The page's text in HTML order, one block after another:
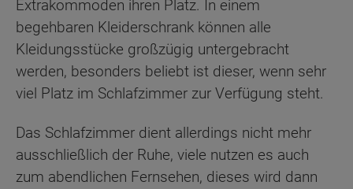
Extrakommoden ihren Platz. In einem
begehbaren Kleiderschrank können alle
Kleidungsstücke großzügig untergebracht
werden, besonders beliebt ist dieser, wenn sehr
viel Platz im Schlafzimmer zur Verfügung steht.
Das Schlafzimmer dient allerdings nicht mehr
ausschließlich der Ruhe, viele nutzen es auch
zum abendlichen Fernsehen, dieses wird dann